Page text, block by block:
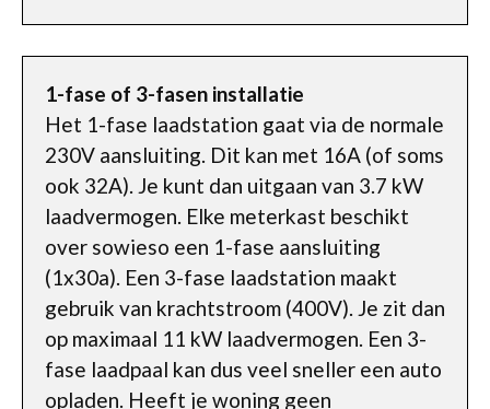
1-fase of 3-fasen installatie
Het 1-fase laadstation gaat via de normale
230V aansluiting. Dit kan met 16A (of soms
ook 32A). Je kunt dan uitgaan van 3.7 kW
laadvermogen. Elke meterkast beschikt
over sowieso een 1-fase aansluiting
(1x30a). Een 3-fase laadstation maakt
gebruik van krachtstroom (400V). Je zit dan
op maximaal 11 kW laadvermogen. Een 3-
fase laadpaal kan dus veel sneller een auto
opladen. Heeft je woning geen